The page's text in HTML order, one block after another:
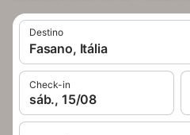
Destino
Fasano, Itália
Check-in
sáb., 15/08